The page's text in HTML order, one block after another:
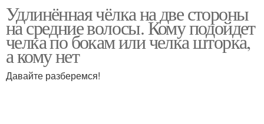
Удлинённая чёлка на две стороны
на средние волосы. Кому подойдет
челка по бокам или челка шторка,
а кому нет
Давайте разберемся!